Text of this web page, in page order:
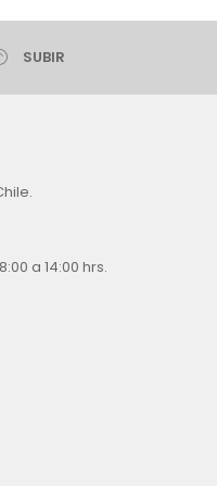
SUBIR
a 14:00 hrs.